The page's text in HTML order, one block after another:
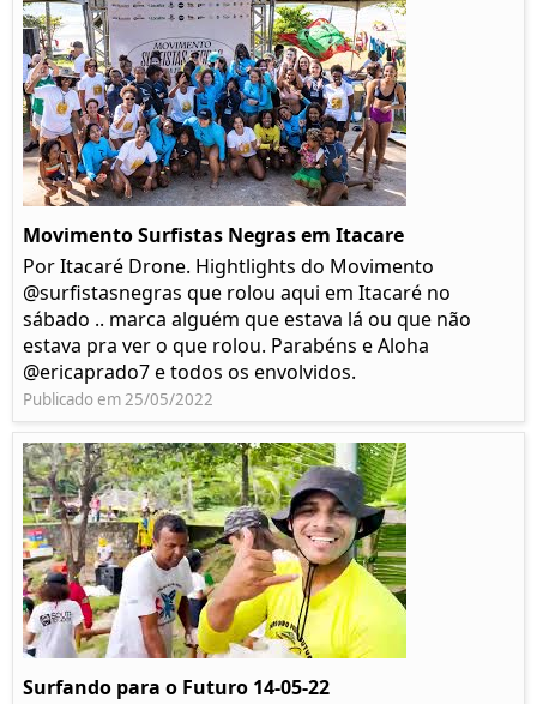
Movimento Surfistas Negras em Itacare
Por Itacaré Drone. Hightlights do Movimento
@surfistasnegras que rolou aqui em Itacaré no
sábado .. marca alguém que estava lá ou que não
estava pra ver o que rolou. Parabéns e Aloha
@ericaprado7 e todos os envolvidos.
Publicado em 25/05/2022
Surfando para o Futuro 14-05-22